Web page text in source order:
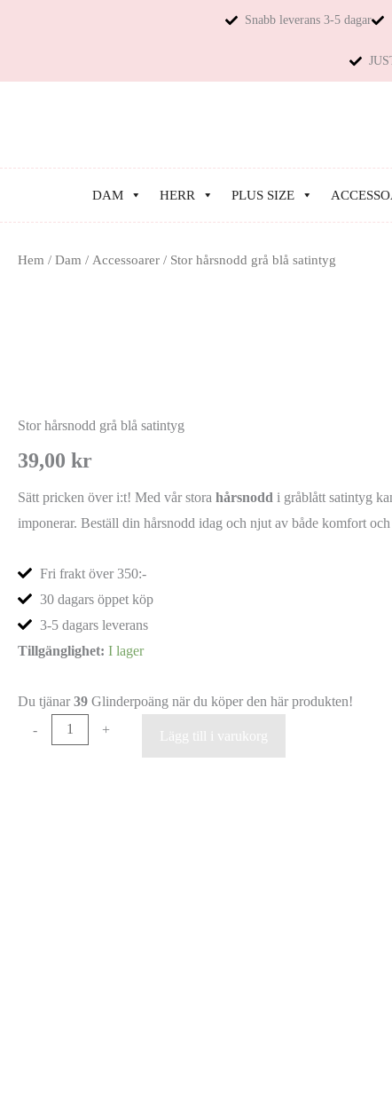
Snabb leverans 3-5 dagar
DAM HERR PLUS SIZE
Hem / Dam / Accessoarer / Stor hårsnodd grå blå satintyg
Stor hårsnodd grå blå satintyg
39,00 kr
Sätt pricken över i:t! Med vår stora hårsnodd i gråblått satintyg
imponerar. Beställ din hårsnodd idag och njut av både komfort
Fri frakt över 350:-
30 dagars öppet köp
3-5 dagars leverans
Tillgänglighet: I lager
Du tjänar 39 Glinderpoäng när du köper den här produkten!
-
+ Lägg till i varukorg